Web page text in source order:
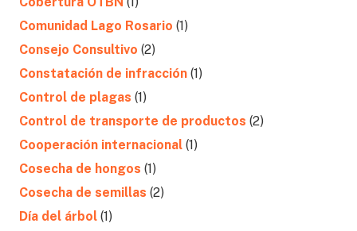
Comunidad Lago Rosario (1)
Consejo Consultivo (2)
Constatación de infracción (1)
Control de plagas (1)
Control de transporte de productos (2)
Cooperación internacional (1)
Cosecha de hongos (1)
Cosecha de semillas (2)
Día del árbol (1)